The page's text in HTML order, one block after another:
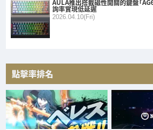
AULA推出搭載磁性開關的鍵盤「
詢率實現低延遲
2026.04.10(Fri)
點擊率排名